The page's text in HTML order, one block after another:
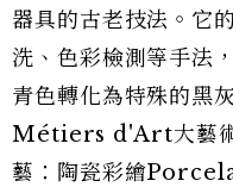
器具的古老技法。它
洗、色彩檢測等手法
青色轉化為特殊的
Métiers d'Art大藝術
藝：陶瓷彩繪